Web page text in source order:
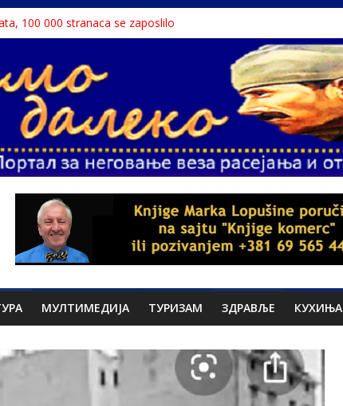
100 000 stranaca se zaposlilo
народним непријатељем
Tesli?
ga odnela u Rumuniju
medija
МУЛТИМЕДИЈА ТУРИЗАМ ЗДРАВЉЕ КУХИЊА